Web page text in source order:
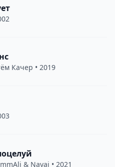
Качер • 2019
& Navai • 2021